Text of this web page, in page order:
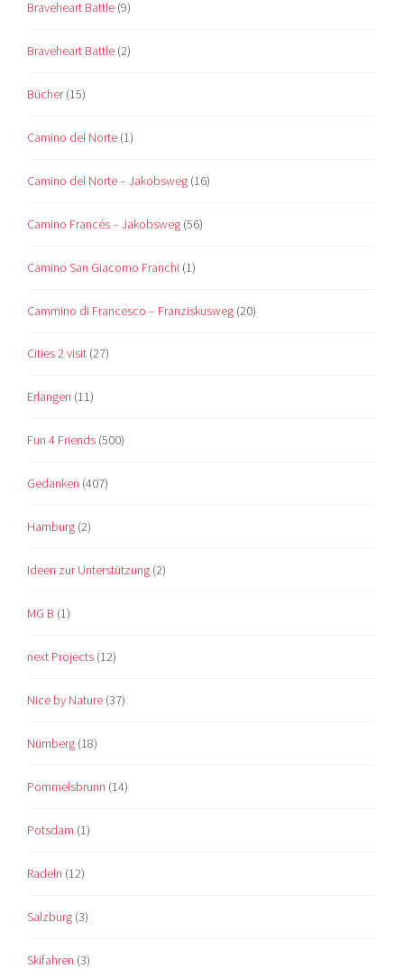
Braveheart Battle (9)
Braveheart Battle (2)
Bücher(15)
Camino del Norte (1)
Camino del Norte – Jakobsweg (16)
Camino Francés – Jakobsweg (56)
Camino San Giacomo Franchi (1)
Cammino di Francesco – Franziskusweg (20)
Cities 2 visit (27)
Erlangen (11)
Fun 4 Friends (500)
Gedanken (407)
Hamburg (2)
Ideen zur Unterstützung (2)
MG B (1)
next Projects (12)
Nice by Nature (37)
Nürnberg (18)
Pommelsbrunn (14)
Potsdam (1)
Radeln (12)
Salzburg (3)
Skifahren (3)